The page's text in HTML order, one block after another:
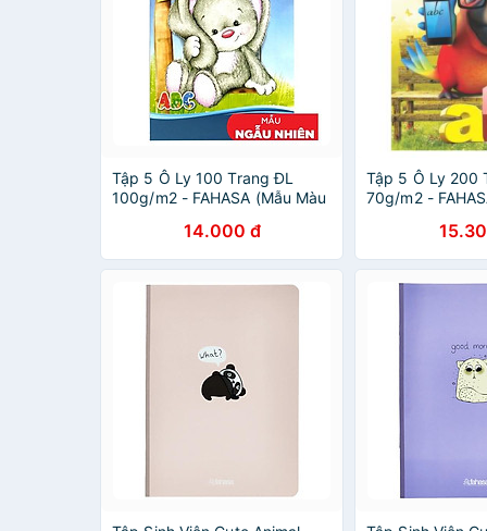
Tập 5 Ô Ly 100 Trang ĐL
100g/m2 - FAHASA (Mẫu Màu
14.000 đ
Tập 5 Ô Ly 200
70g/m2 -